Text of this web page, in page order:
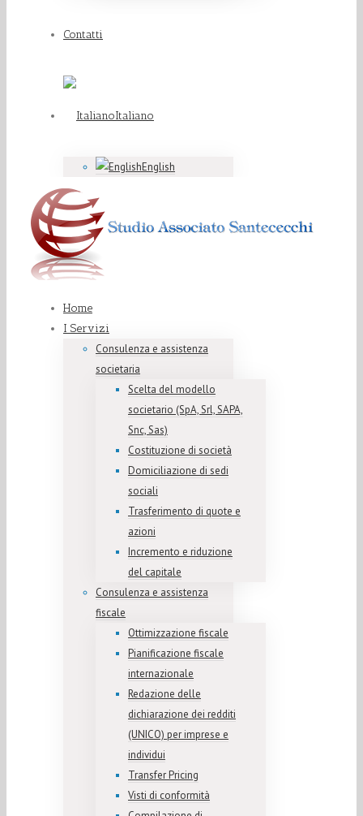
Contatti
Italiano
English
Home
I Servizi
Consulenza e assistenza
societaria
Scelta del modello
societario (SpA, Srl, SAPA,
Snc, Sas)
Costituzione di società
Domiciliazione di sedi
sociali
Trasferimento di quote e
azioni
Incremento e riduzione
del capitale
Consulenza e assistenza
fiscale
Ottimizzazione fiscale
Pianificazione fiscale
internazionale
Redazione delle
dichiarazione dei redditi
(UNICO) per imprese e
individui
Transfer Pricing
Visti di conformità